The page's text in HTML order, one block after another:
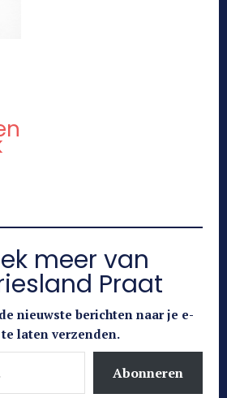
meer van
Praat
nieuwste berichten naar je e-
laten verzenden.
Abonneren